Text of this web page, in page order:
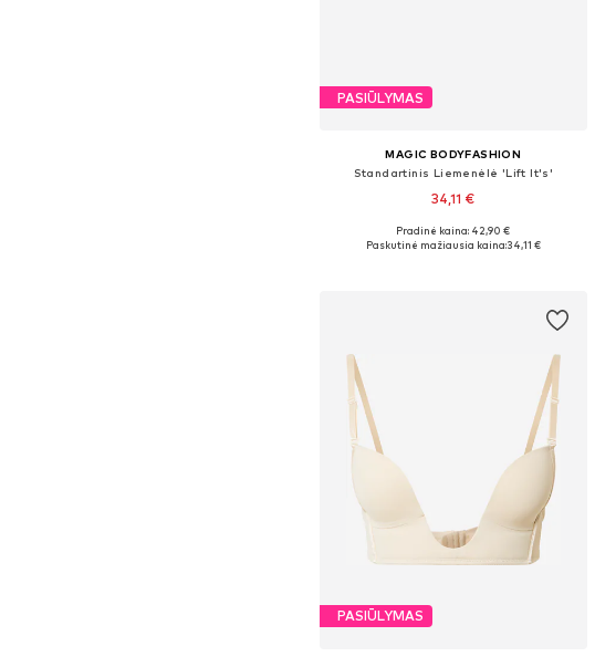
PASIŪLYMAS
MAGIC BODYFASHION
Standartinis Liemenėlė 'Lift It's'
34,11 €
Pradinė kaina: 42,90 €
Paskutinė mažiausia kaina:34,11 €
PASIŪLYMAS